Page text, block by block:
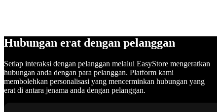
Hubungan erat dengan pelanggan
Setiap interaksi dengan pelanggan melalui EasyStore mengeratkan
hubungan anda dengan para pelanggan. Platform kami
membolehkan personalisasi yang mencerminkan hubungan yang
erat di antara jenama anda dengan pelanggan.